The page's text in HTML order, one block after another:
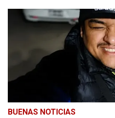
BUENAS NOTICIAS